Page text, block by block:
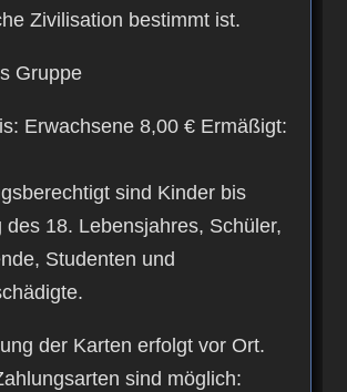
Zivilisation bestimmt ist.
Gruppe
Erwachsene 8,00 € Ermäßigt:
sind Kinder bis
des 18. Lebensjahres, Schüler,
Studenten und
der Karten erfolgt vor Ort.
sind möglich: